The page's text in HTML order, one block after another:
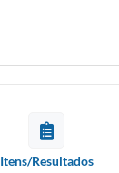
Itens/Resultados